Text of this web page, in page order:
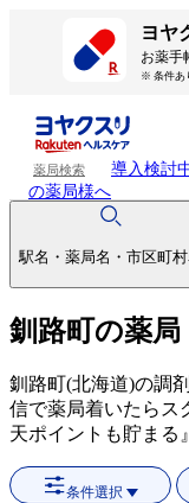
ヨヤ
お薬手
※ 条件あ
薬局検索
導入検討
の薬局様へ
駅名・薬局名・市区町村
釧路町の薬局
釧路町(北海道)の調
信で薬局着いたらス
天ポイントも貯まる
条件選択